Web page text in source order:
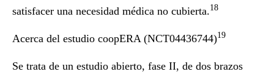
satisfacer una necesidad médica no cubierta.18
Acerca del estudio coopERA (NCT04436744)19
Se trata de un estudio abierto, fase II, de dos brazos